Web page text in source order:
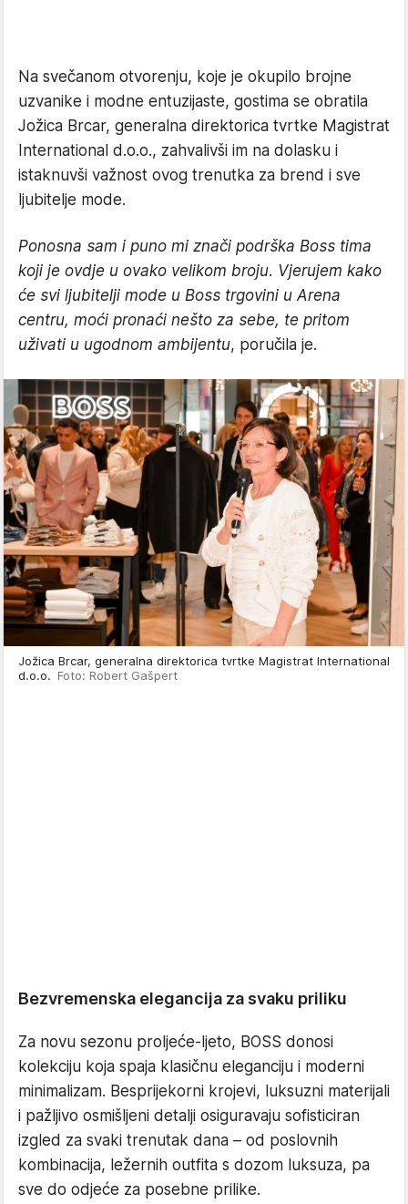
Na svečanom otvorenju, koje je okupilo brojne
uzvanike i modne entuzijaste, gostima se obratila
Jožica Brcar, generalna direktorica tvrtke Magistrat
International d.o.o., zahvalivši im na dolasku i
istaknuvši važnost ovog trenutka za brend i sve
ljubitelje mode.
Ponosna sam i puno mi znači podrška Boss tima
koji je ovdje u ovako velikom broju. Vjerujem kako
će svi ljubitelji mode u Boss trgovini u Arena
centru, moći pronaći nešto za sebe, te pritom
uživati u ugodnom ambijentu, poručila je.
Jožica Brcar, generalna direktorica tvrtke Magistrat International
d.o.o. Foto: Robert Gašpert
Bezvremenska elegancija za svaku priliku
Za novu sezonu proljeće-ljeto, BOSS donosi
kolekciju koja spaja klasičnu eleganciju i moderni
minimalizam. Besprijekorni krojevi, luksuzni materijali
i pažljivo osmišljeni detalji osiguravaju sofisticiran
izgled za svaki trenutak dana – od poslovnih
kombinacija, ležernih outfita s dozom luksuza, pa
sve do odjeće za posebne prilike.